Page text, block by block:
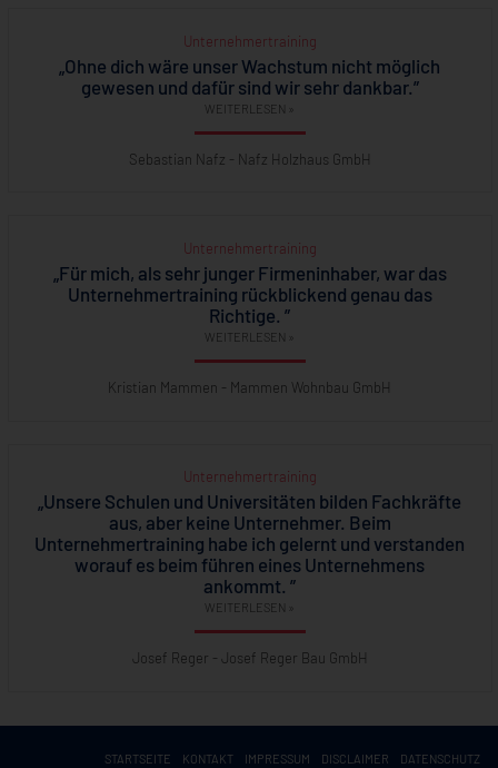
Unternehmertraining
„Ohne dich wäre unser Wachstum nicht möglich
gewesen und dafür sind wir sehr dankbar.”
WEITERLESEN »
Sebastian Nafz - Nafz Holzhaus GmbH
Unternehmertraining
„Für mich, als sehr junger Firmeninhaber, war das
Unternehmertraining rückblickend genau das
Richtige. ”
WEITERLESEN »
Kristian Mammen - Mammen Wohnbau GmbH
Unternehmertraining
„Unsere Schulen und Universitäten bilden Fachkräfte
aus, aber keine Unternehmer. Beim
Unternehmertraining habe ich gelernt und verstanden
worauf es beim führen eines Unternehmens
ankommt. ”
WEITERLESEN »
Josef Reger - Josef Reger Bau GmbH
DATENSCHUTZ
DISCLAIMER
IMPRESSUM
KONTAKT
STARTSEITE